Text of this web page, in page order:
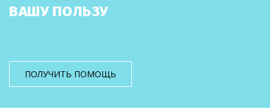
ВАШУ ПОЛЬЗУ
ПОЛУЧИТЬ ПОМОЩЬ